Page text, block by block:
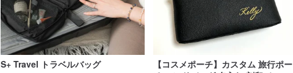
S+ Travel トラベルバッグ
【コスメポーチ】カスタム 旅行ポー